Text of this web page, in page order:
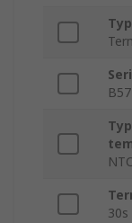
NTC
30s